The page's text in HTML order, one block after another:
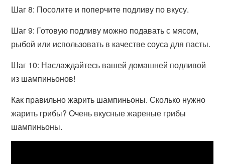
Шаг 8: Посолите и поперчите подливу по вкусу.
Шаг 9: Готовую подливу можно подавать с мясом,
рыбой или использовать в качестве соуса для пасты.
Шаг 10: Наслаждайтесь вашей домашней подливой
из шампиньонов!
Как правильно жарить шампиньоны. Сколько нужно
жарить грибы? Очень вкусные жареные грибы
шампиньоны.